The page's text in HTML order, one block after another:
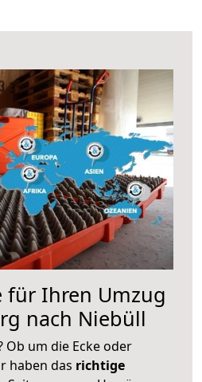
für Ihren Umzug
nach Niebüll
Ob um die Ecke oder
haben das richtige